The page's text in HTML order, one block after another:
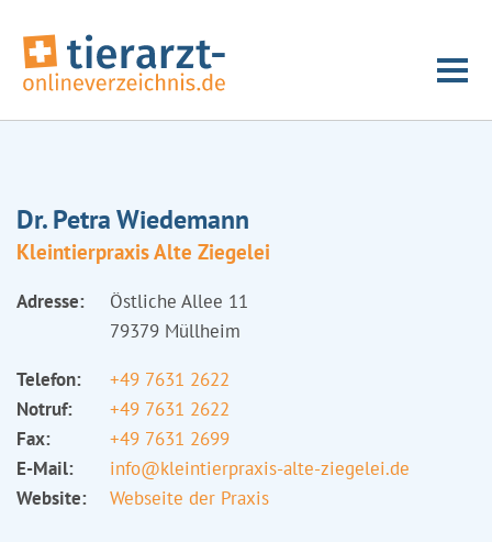
Dr. Petra Wiedemann
Kleintierpraxis Alte Ziegelei
Adresse:
Östliche Allee 11
79379 Müllheim
Telefon:
+49 7631 2622
Notruf:
+49 7631 2622
Fax:
+49 7631 2699
E-Mail:
info@kleintierpraxis-alte-ziegelei.de
Website:
Webseite der Praxis